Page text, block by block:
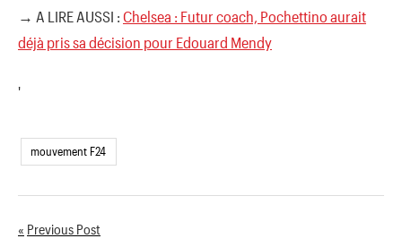
→ A LIRE AUSSI : Chelsea : Futur coach, Pochettino aurait
déjà pris sa décision pour Edouard Mendy
'
mouvement F24
Previous Post